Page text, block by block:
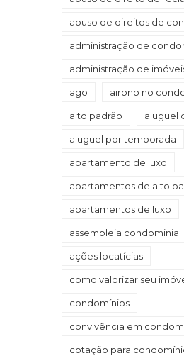
abuso de direitos de
administração de
administração de
ago airbnb no
alto padrão aluguel
aluguel por temporada
apartamento de luxo
apartamentos de alto
apartamentos de luxo
assembleia condominial
ações locatícias
como valorizar seu
condomínios
convivência em
cotação para